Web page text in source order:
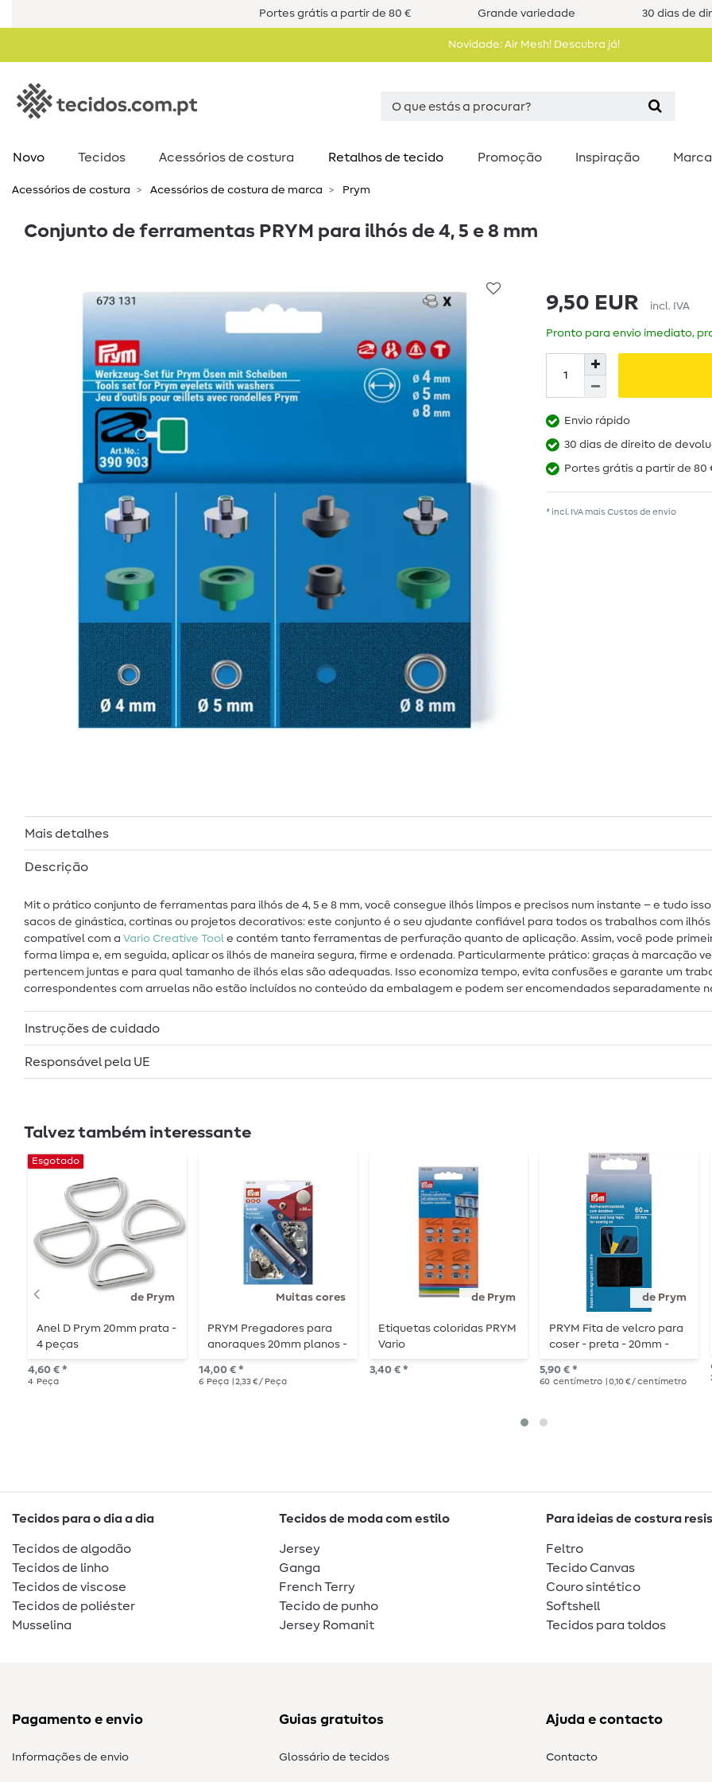
Portes grátis a partir de 80 € Grande variedade 30 dias de
Novidade: Air Mesh! Descubra já!
Novo Tecidos Acessórios de costura​ Retalhos de tecido Promoção Inspiração
Acessórios de costura​ Acessórios de costura de marca Prym
Conjunto de ferramentas PRYM para ilhós de 4, 5 e 8 mm
9,50 EUR incl. IVA
Pronto para envio imediato,
Envio rápido
30 dias de direito de
Portes grátis a partir de 80
* incl. IVA mais Custos de envio
Mais detalhes
Descrição
Mit o prático conjunto de ferramentas para ilhós de 4, 5 e 8 mm, você consegue ilhós limpos e precisos num instante – e tudo
sacos de ginástica, cortinas ou projetos decorativos: este conjunto é o seu ajudante confiável para todos os trabalhos com
compatível com a Vario Creative Tool e contém tanto ferramentas de perfuração quanto de aplicação. Assim, você pode
forma limpa e, em seguida, aplicar os ilhós de maneira segura, firme e ordenada. Particularmente prático: graças à marcação
pertencem juntas e para qual tamanho de ilhós elas são adequadas. Isso economiza tempo, evita confusões e garante um
correspondentes com arruelas não estão incluídos no conteúdo da embalagem e podem ser encomendados separadamente
Instruções de cuidado
Responsável pela UE
Talvez também interessante
de Prym
Esgotado
Anel D Prym 20mm prata -
4 peças
4,60 € *
4 Peça
Muitas cores
PRYM Pregadores para
anoraques 20mm planos -
6 peças
14,00 € *
6 Peça | 2,33 € / Peça
de Prym
Etiquetas coloridas PRYM
Vario
3,40 € *
de Prym
PRYM Fita de velcro para
coser - preta - 20mm -
60cm de comprimento
5,90 € *
60 centímetro | 0,10 € / centímetro
Tecidos para o dia a dia
Tecidos de algodão
Tecidos de linho
Tecidos de viscose
Tecidos de poliéster
Musselina
Tecidos de moda com estilo
Jersey
Ganga
French Terry
Tecido de punho
Jersey Romanit
Para ideias de costura
Feltro
Tecido Canvas
Couro sintético
Softshell
Tecidos para toldos
Pagamento e envio
Informações de envio
Guias gratuitos
Glossário de tecidos
Ajuda e contacto
Contacto